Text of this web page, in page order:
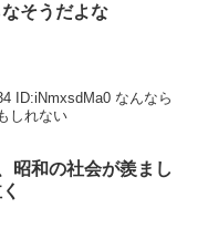
そうだよな
ID:iNmxsdMa0 なんなら
しれない
昭和の社会が羨まし